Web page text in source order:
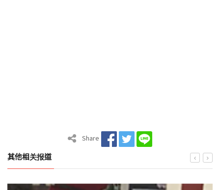
Share
其他相关报道